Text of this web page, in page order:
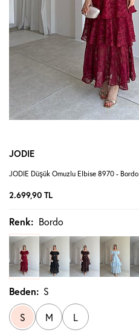
JODIE
JODIE Düşük Omuzlu Elbise 8970 - Bordo
2.699,90 TL
Renk: Bordo
Beden: S
S M L